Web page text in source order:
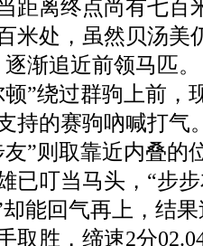
距离终点尚有七百
米处，虽然贝汤美
渐追近前领马匹。
顿”绕过群驹上前，
持的赛驹吶喊打气
友”则取靠近内叠的
已叮当马头， “步
却能回气再上，结
取胜 ，缔速2分